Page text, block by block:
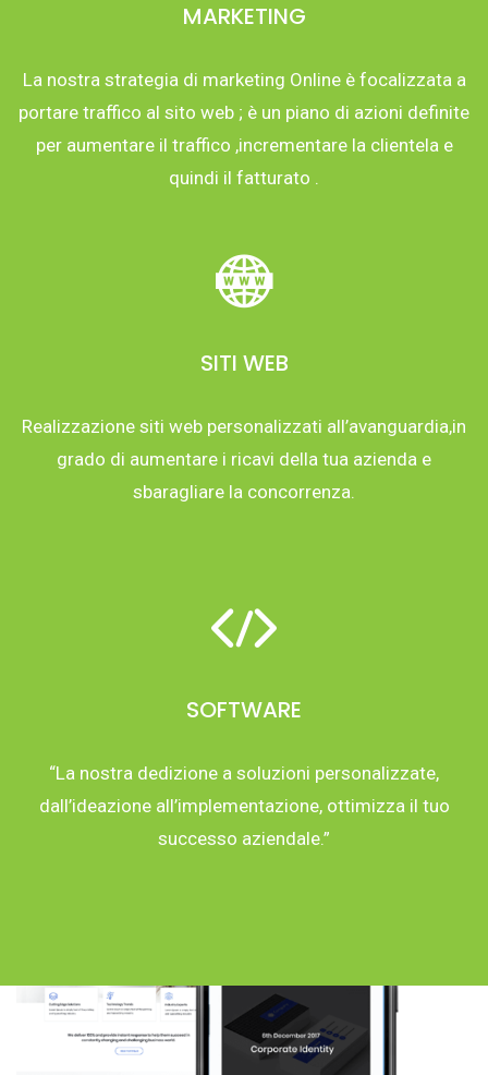
MARKETING
La nostra strategia di marketing Online è focalizzata a
portare traffico al sito web ; è un piano di azioni definite
per aumentare il traffico ,incrementare la clientela e
quindi il fatturato .
SITI WEB
Realizzazione siti web personalizzati all’avanguardia,in
grado di aumentare i ricavi della tua azienda e
sbaragliare la concorrenza.
SOFTWARE
“La nostra dedizione a soluzioni personalizzate,
dall’ideazione all’implementazione, ottimizza il tuo
successo aziendale.”